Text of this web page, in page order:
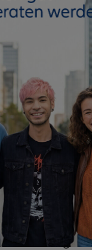
geprüft!
7286
03.06.2026
451XX
Neugründung,
angemeldet,
benötigt für die